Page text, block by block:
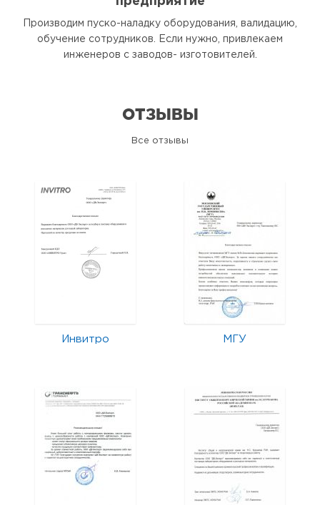
Производим пуско-наладку оборудования, валидацию,
обучение сотрудников. Если нужно, привлекаем
инженеров с заводов- изготовителей.
ОТЗЫВЫ
Все отзывы
Инвитро МГУ